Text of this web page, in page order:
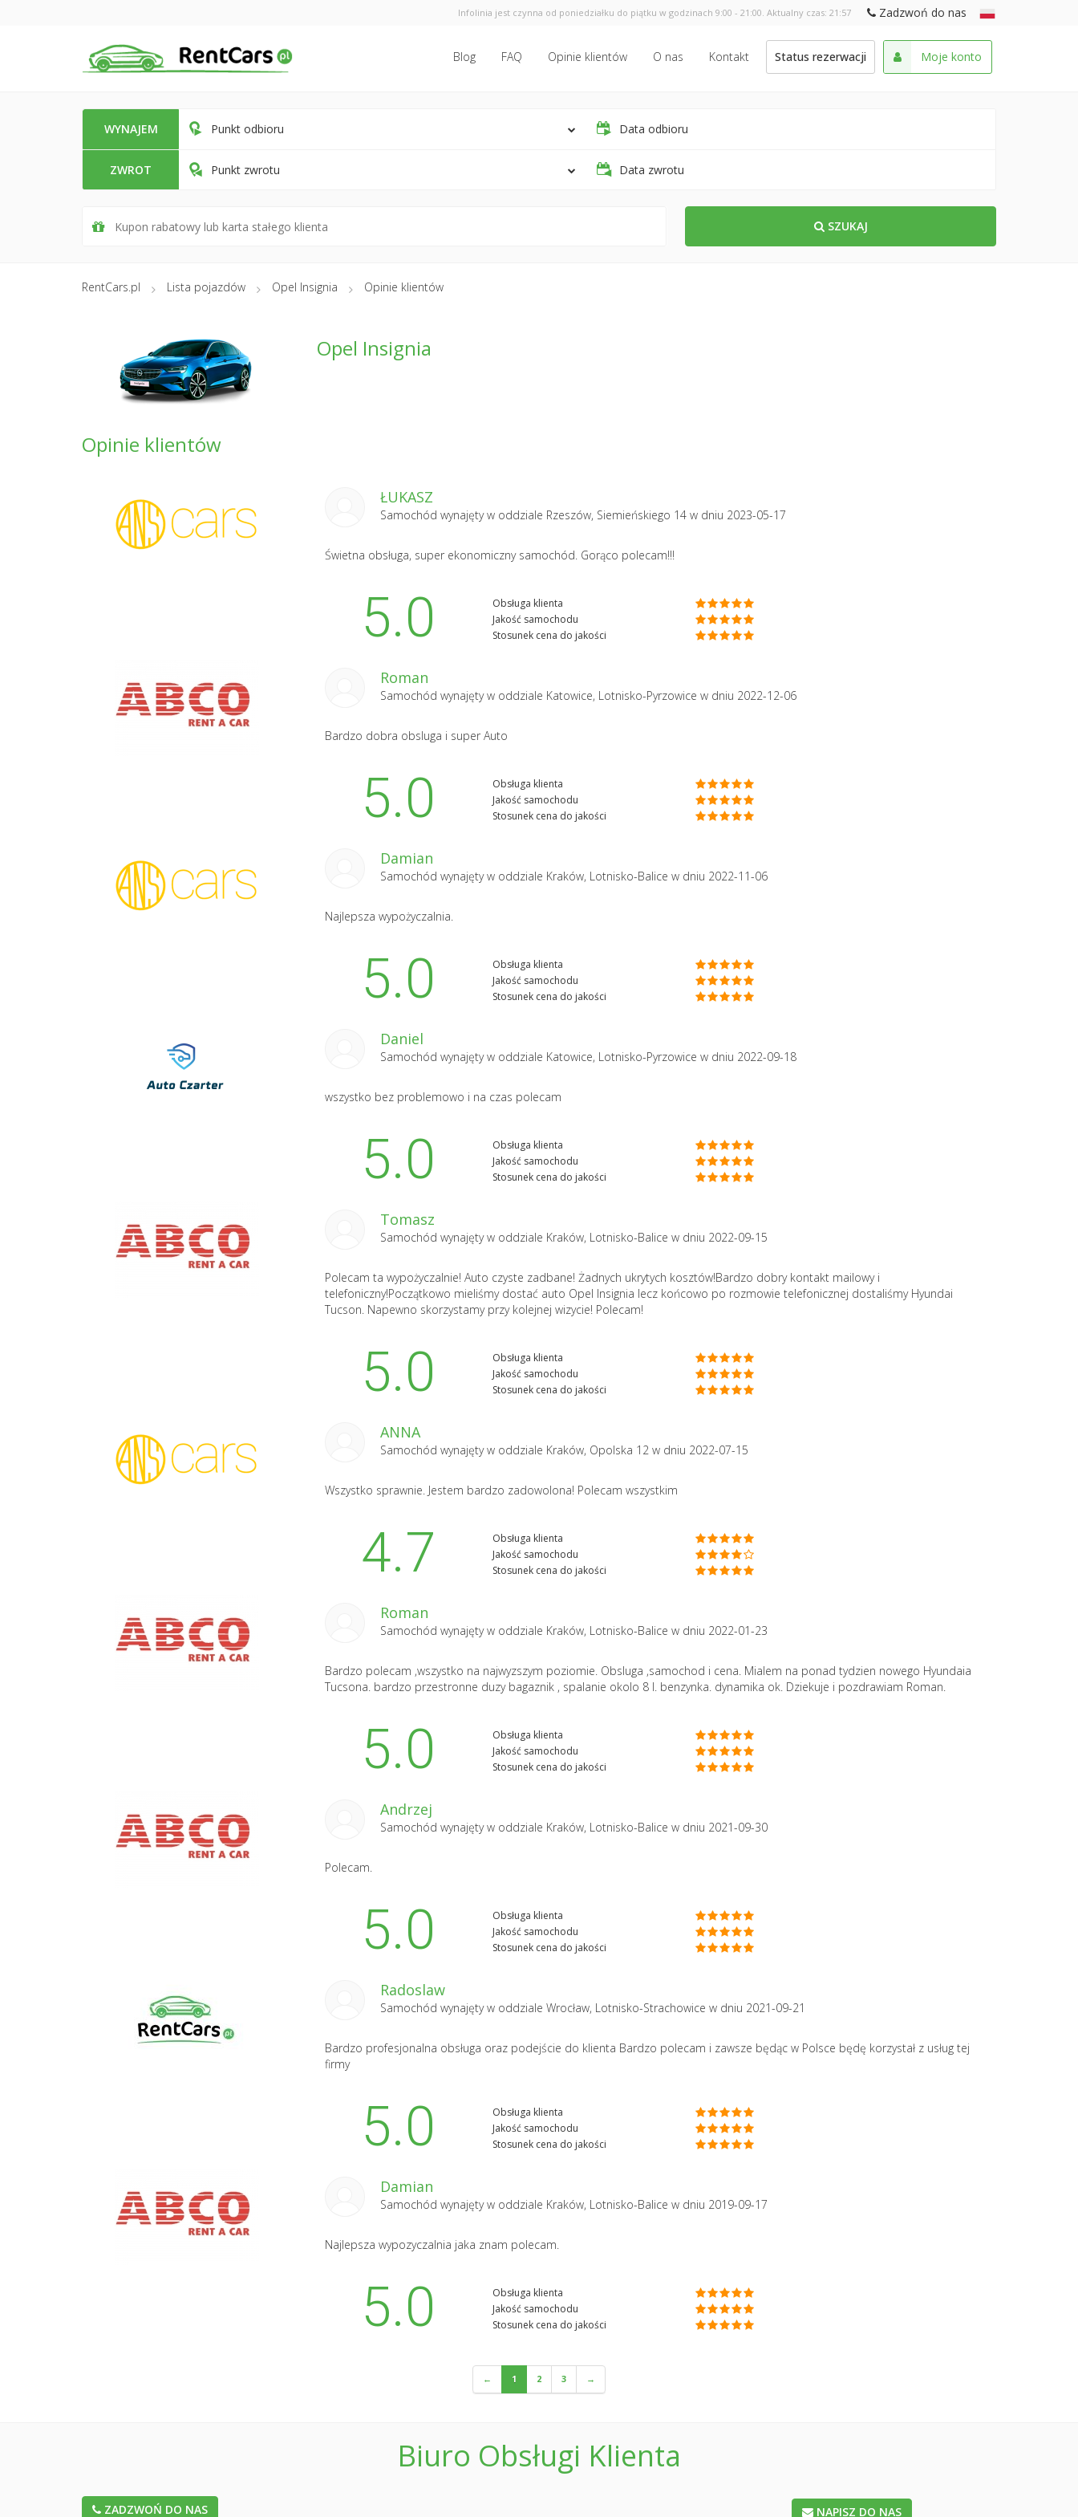
Infolinia jest czynna od poniedziałku do piątku w godzinach 9:00 - 21:00. Aktualny czas: 21:57 Zadzwoń do nas
Blog FAQ Opinie klientów O nas Kontakt Status rezerwacji Moje konto
WYNAJEM Punkt odbioru Data odbioru
ZWROT Punkt zwrotu Data zwrotu
SZUKAJ
RentCars.pl Lista pojazdów Opel Insignia Opinie klientów
Opel Insignia
Opinie klientów
ŁUKASZ
Samochód wynajęty w oddziale Rzeszów, Siemieńskiego 14 w dniu 2023-05-17
Świetna obsługa, super ekonomiczny samochód. Gorąco polecam!!!
5.0
Obsługa klienta
Jakość samochodu
Stosunek cena do jakości
Roman
Samochód wynajęty w oddziale Katowice, Lotnisko-Pyrzowice w dniu 2022-12-06
Bardzo dobra obsluga i super Auto
5.0
Obsługa klienta
Jakość samochodu
Stosunek cena do jakości
Damian
Samochód wynajęty w oddziale Kraków, Lotnisko-Balice w dniu 2022-11-06
Najlepsza wypożyczalnia.
5.0
Obsługa klienta
Jakość samochodu
Stosunek cena do jakości
Daniel
Samochód wynajęty w oddziale Katowice, Lotnisko-Pyrzowice w dniu 2022-09-18
wszystko bez problemowo i na czas polecam
5.0
Obsługa klienta
Jakość samochodu
Stosunek cena do jakości
Tomasz
Samochód wynajęty w oddziale Kraków, Lotnisko-Balice w dniu 2022-09-15
Polecam ta wypożyczalnie! Auto czyste zadbane! Żadnych ukrytych kosztów!Bardzo dobry kontakt mailowy i
telefoniczny!Początkowo mieliśmy dostać auto Opel Insignia lecz końcowo po rozmowie telefonicznej dostaliśmy Hyundai
Tucson. Napewno skorzystamy przy kolejnej wizycie! Polecam!
5.0
Obsługa klienta
Jakość samochodu
Stosunek cena do jakości
ANNA
Samochód wynajęty w oddziale Kraków, Opolska 12 w dniu 2022-07-15
Wszystko sprawnie. Jestem bardzo zadowolona! Polecam wszystkim
4.7
Obsługa klienta
Jakość samochodu
Stosunek cena do jakości
Roman
Samochód wynajęty w oddziale Kraków, Lotnisko-Balice w dniu 2022-01-23
Bardzo polecam ,wszystko na najwyzszym poziomie. Obsluga ,samochod i cena. Mialem na ponad tydzien nowego Hyundaia
Tucsona. bardzo przestronne duzy bagaznik , spalanie okolo 8 l. benzynka. dynamika ok. Dziekuje i pozdrawiam Roman.
5.0
Obsługa klienta
Jakość samochodu
Stosunek cena do jakości
Andrzej
Samochód wynajęty w oddziale Kraków, Lotnisko-Balice w dniu 2021-09-30
Polecam.
5.0
Obsługa klienta
Jakość samochodu
Stosunek cena do jakości
Radoslaw
Samochód wynajęty w oddziale Wrocław, Lotnisko-Strachowice w dniu 2021-09-21
Bardzo profesjonalna obsługa oraz podejście do klienta Bardzo polecam i zawsze będąc w Polsce będę korzystał z usług tej
firmy
5.0
Obsługa klienta
Jakość samochodu
Stosunek cena do jakości
Damian
Samochód wynajęty w oddziale Kraków, Lotnisko-Balice w dniu 2019-09-17
Najlepsza wypozyczalnia jaka znam polecam.
5.0
Obsługa klienta
Jakość samochodu
Stosunek cena do jakości
← 1 2 3 →
Biuro Obsługi Klienta
ZADZWOŃ DO NAS NAPISZ DO NAS